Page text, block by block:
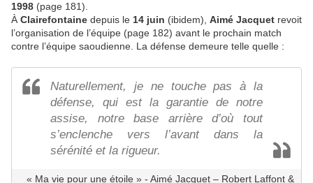
1998 (page 181).
À Clairefontaine depuis le 14 juin (ibidem), Aimé Jacquet revoit
l’organisation de l’équipe (page 182) avant le prochain match
contre l’équipe saoudienne. La défense demeure telle quelle :
Naturellement, je ne touche pas à la
défense, qui est la garantie de notre
assise, notre base arrière d’où tout
s’enclenche vers l’avant dans la
sérénité et la rigueur.
« Ma vie pour une étoile » - Aimé Jacquet – Robert Laffont &